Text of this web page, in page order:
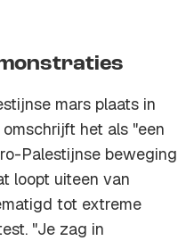
mars plaats in
het als "een
Palestijnse beweging
loopt uiteen van
tot extreme
"Je zag in